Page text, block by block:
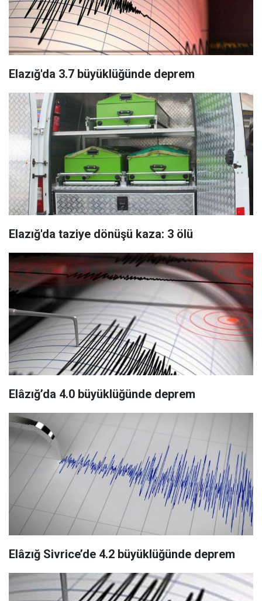
Elazığ'da 3.7 büyüklüğünde deprem
Elazığ'da taziye dönüşü kaza: 3 ölü
Elâzığ’da 4.0 büyüklüğünde deprem
Elâzığ Sivrice’de 4.2 büyüklüğünde deprem